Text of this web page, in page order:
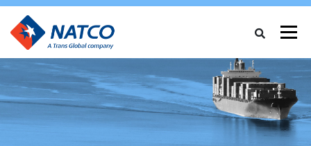
Menü
ÜBER UNS DIENSTLEISTUNGEN BRANCHEN
KONTAKT